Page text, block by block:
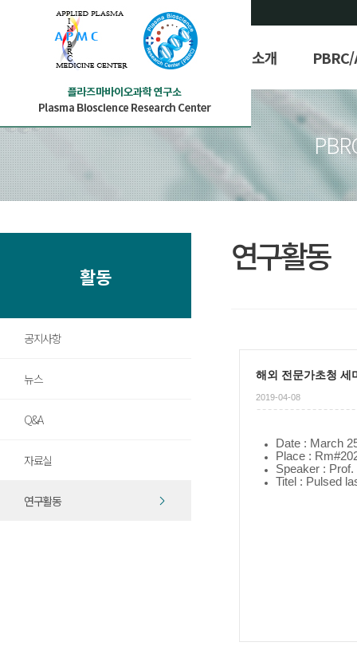
PBRC/APMC 소개
활동
공지사항
뉴스
Q&A
자료실
연구활동
연구활동
해외 전문가초청
2019-04-08
Date : March
Place :
Speaker :
Titel : Pulsed